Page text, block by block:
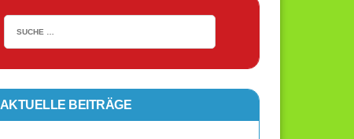
AKTUELLE BEITRÄGE